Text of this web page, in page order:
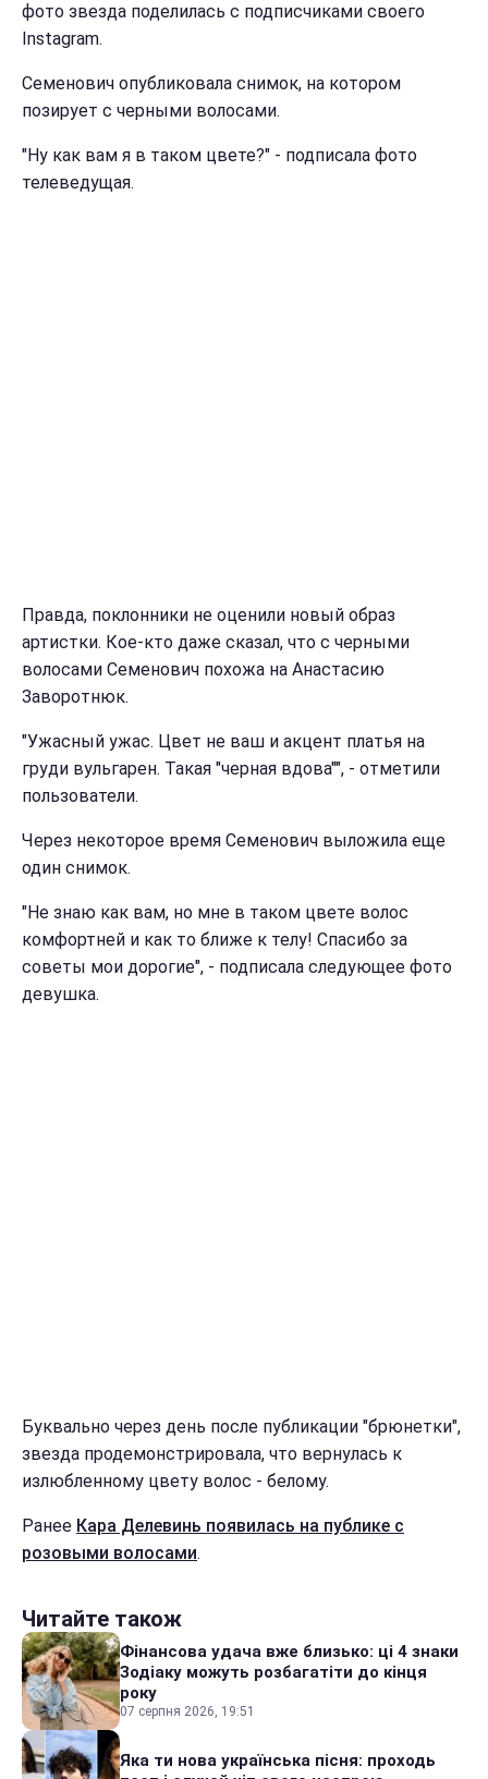
фото звезда поделилась с подписчиками своего
Instagram.
Семенович опубликовала снимок, на котором
позирует с черными волосами.
"Ну как вам я в таком цвете?" - подписала фото
телеведущая.
Правда, поклонники не оценили новый образ
артистки. Кое-кто даже сказал, что с черными
волосами Семенович похожа на Анастасию
Заворотнюк.
"Ужасный ужас. Цвет не ваш и акцент платья на
груди вульгарен. Такая "черная вдова"", - отметили
пользователи.
Через некоторое время Семенович выложила еще
один снимок.
"Не знаю как вам, но мне в таком цвете волос
комфортней и как то ближе к телу! Спасибо за
советы мои дорогие", - подписала следующее фото
девушка.
Буквально через день после публикации "брюнетки",
звезда продемонстрировала, что вернулась к
излюбленному цвету волос - белому.
Ранее Кара Делевинь появилась на публике с
розовыми волосами.
Читайте також
Фінансова удача вже близько: ці 4 знаки
Зодіаку можуть розбагатіти до кінця
року
07 серпня 2026, 19:51
Яка ти нова українська пісня: проходь